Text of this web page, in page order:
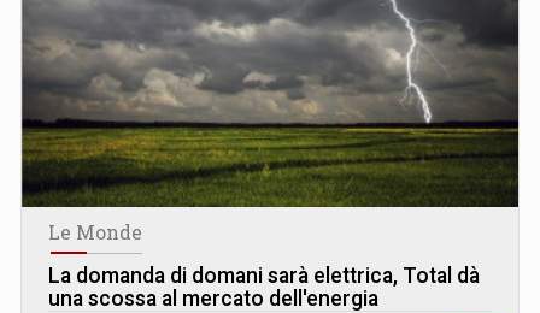
Le Monde
La domanda di domani sarà elettrica, Total dà
una scossa al mercato dell'energia